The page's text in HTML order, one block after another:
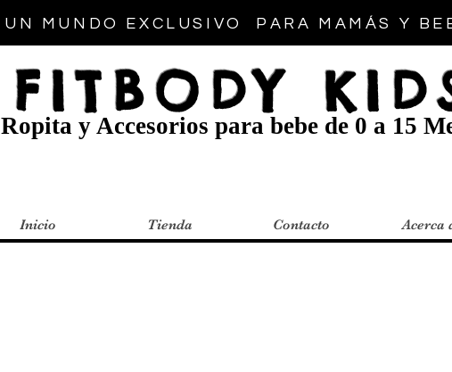
UN MUNDO EXCLUSIVO PARA MAMÁS Y
FITBODY
Ropita y Accesorios para bebe de 0 a 15
Inicio Tienda Contacto Acerca